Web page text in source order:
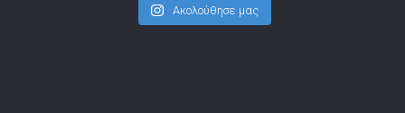
Ακολούθησε μας